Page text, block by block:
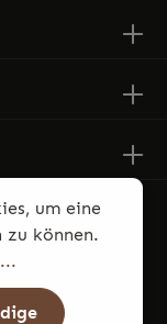
um eine
zu können.